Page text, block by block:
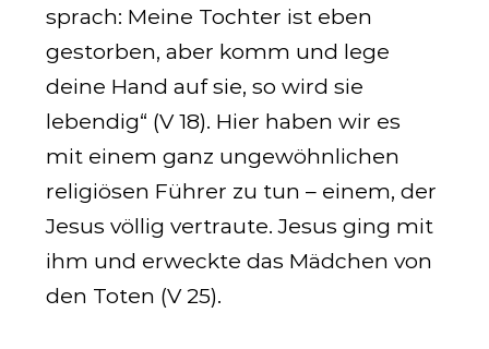
sprach: Meine Tochter ist eben
gestorben, aber komm und lege
deine Hand auf sie, so wird sie
lebendig“ (V 18). Hier haben wir es
mit einem ganz ungewöhnlichen
religiösen Führer zu tun – einem, der
Jesus völlig vertraute. Jesus ging mit
ihm und erweckte das Mädchen von
den Toten (V 25).